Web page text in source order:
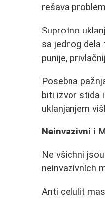
rešava
Suprotno
sa jednog dela
punije,
Posebna
biti izvor stida
uklanjanjem
Neinvazivni i
Ne všichni
neinvazivních
Anti celulit